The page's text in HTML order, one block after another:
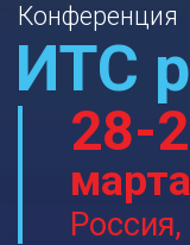
Конференция
ИТС
28-
марта